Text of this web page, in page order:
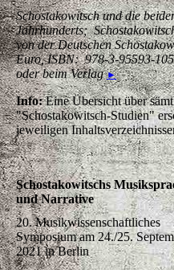
Schostakowitsch und die
Jahrhunderts;
von der Deutschen
Euro, ISBN: 978-3-95593-
oder beim Verlag ►
Info:Eine Übersicht über
"Schostakowitsch-Studien"
jeweiligen
Schostakowitschs
und Narrative
20. Musikwissenschaftliches
Symposium am 24./25.
2021 in Berlin